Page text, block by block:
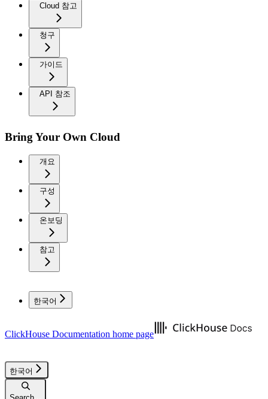
Cloud 참고
청구
가이드
API 참조
Bring Your Own Cloud
개요
구성
온보딩
참고
한국어
ClickHouse Documentation home page
한국어